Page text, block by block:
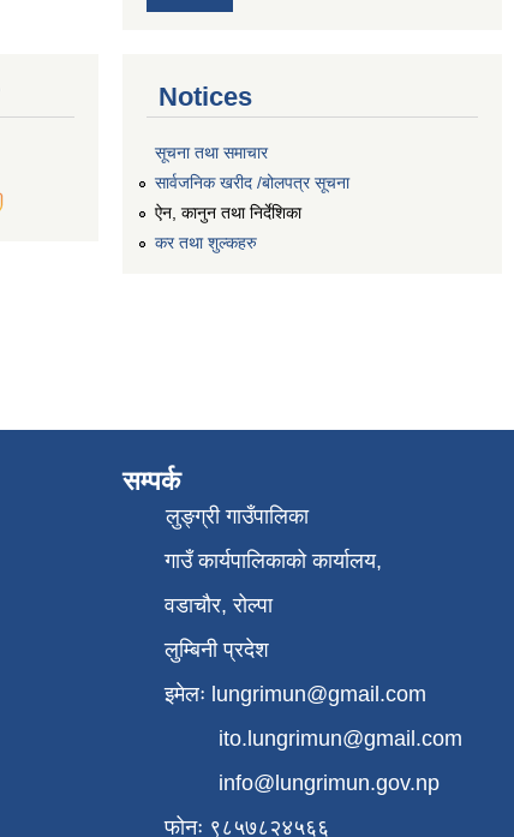
Notices
सूचना तथा समाचार
सार्वजनिक खरीद /बोलपत्र सूचना
ऐन, कानुन तथा निर्देशिका
कर तथा शुल्कहरु
सम्पर्क
लुङ्ग्री गाउँपालिका
गाउँ कार्यपालिकाको कार्यालय,
वडाचौर, रोल्पा
लुम्बिनी प्रदेश
इमेलः lungrimun@gmail.com
ito.lungrimun@gmail.com
info@lungrimun.gov.np
फोनः ९८५७८२४५६६